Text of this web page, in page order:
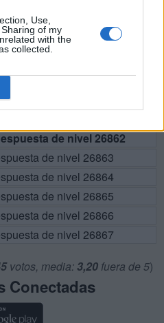
Use,
of my
with the
collected.de nivel 26857
de nivel 26858
de nivel 26859
de nivel 26860
de nivel 26862
de nivel 26863
de nivel 26864
de nivel 26865
de nivel 26866
de nivel 26867
votos, media: 3,20 fuera de 5)
Conectadas